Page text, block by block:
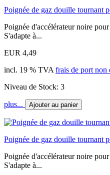
Poignée de gaz douille tournant
Poignée d'accélérateur noire
S'adapte à...
EUR 4,49
incl. 19 % TVA frais de port non
Niveau de Stock: 3
plus... Ajouter au panier
Poignée de gaz douille tournant
Poignée d'accélérateur noire
S'adapte à...